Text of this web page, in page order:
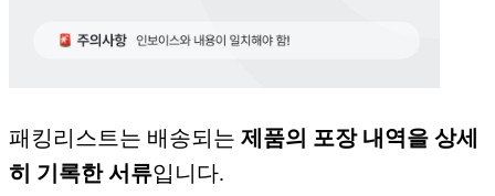
패킹리스트는 배송되는 제품의 포장 내역을 상세
히 기록한 서류입니다.